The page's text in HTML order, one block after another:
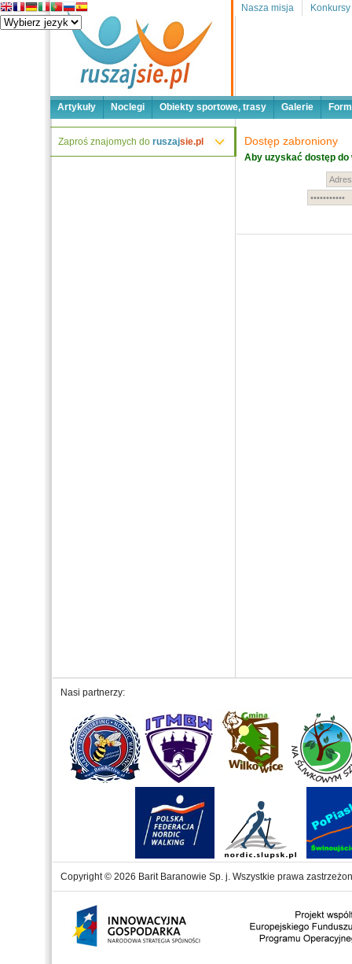
Nasza misja Konkursy
Artykuły Noclegi Obiekty sportowe, trasy Galerie
Zaproś znajomych do ruszajsie.pl Dostęp zabroniony
Aby uzyskać dostęp do
Nasi partnerzy:
Copyright © 2026 Barit Baranowie Sp. j. Wszystkie prawa